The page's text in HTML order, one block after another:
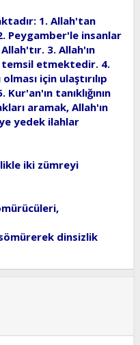
1. Allah'tan
Peygamber'le insanlar
3. Allah'ın
temsil etmektedir. 4.
olması için ulaştırılıp
tanıklığının
aramak, Allah'ın
yedek ilahlar
iki zümreyi
dinsizlik